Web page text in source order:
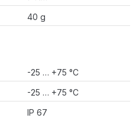
40 g
-25 … +75 °C
-25 … +75 °C
IP 67